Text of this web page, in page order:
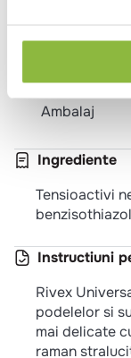
Tara de
Ambalaj
Ingrediente
Tensioactivi
Instructiuni
Rivex
podelelor si
mai delicate
raman